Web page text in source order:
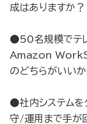
成はありますか？
●50名規模でテ
Amazon
のどちらがいいか
●社内システムを
守/運用まで手が